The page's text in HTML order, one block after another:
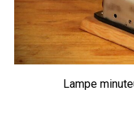
Lampe